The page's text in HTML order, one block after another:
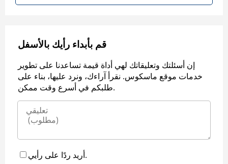
قم بأبداء رأيك بالأسفل
إن أسئلتك وتعليقاتك لهي أداة قيمة تساعدنا على تطوير
خدمات موقع ماسكوس. نقرأ آراءك، ونرد عليها، بناء على
طلبكم في أسرع وقت ممكن.
أريد ردًا على رأيي.